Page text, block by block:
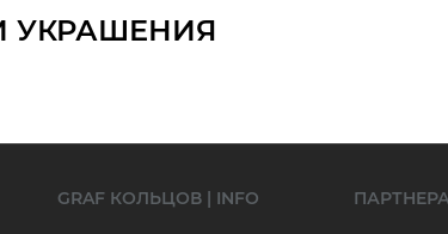
УКРАШЕНИЯ
GRAF КОЛЬЦОВ | INFO